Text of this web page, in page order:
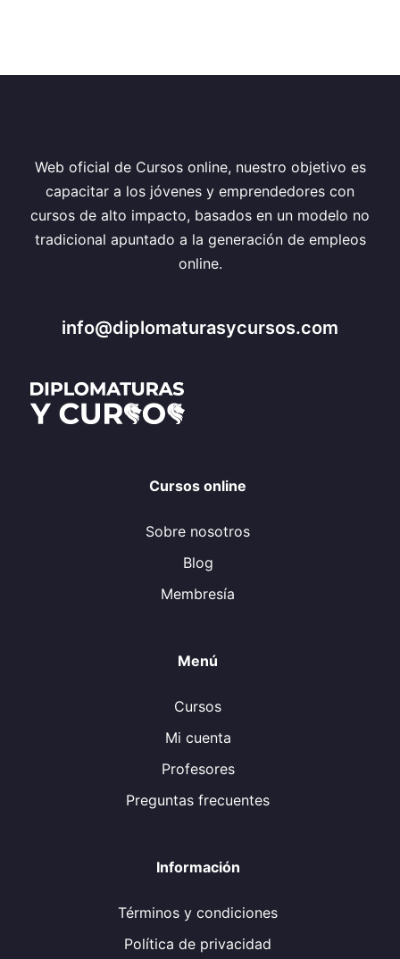
Web oficial de Cursos online, nuestro objetivo es
capacitar a los jóvenes y emprendedores con
cursos de alto impacto, basados en un modelo no
tradicional apuntado a la generación de empleos
online.
info@diplomaturasycursos.com
Cursos online
Sobre nosotros
Blog
Membresía
Menú
Cursos
Mi cuenta
Profesores
Preguntas frecuentes
Información
Términos y condiciones
Política de privacidad